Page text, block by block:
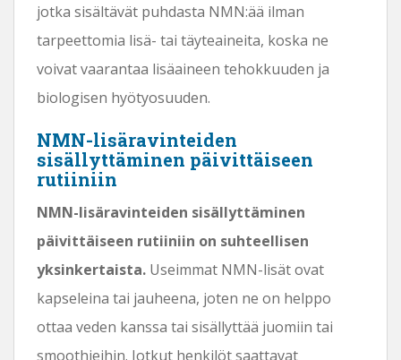
jotka sisältävät puhdasta NMN:ää ilman
tarpeettomia lisä- tai täyteaineita, koska ne
voivat vaarantaa lisäaineen tehokkuuden ja
biologisen hyötyosuuden.
NMN-lisäravinteiden
sisällyttäminen päivittäiseen
rutiiniin
NMN-lisäravinteiden sisällyttäminen
päivittäiseen rutiiniin on suhteellisen
yksinkertaista. Useimmat NMN-lisät ovat
kapseleina tai jauheena, joten ne on helppo
ottaa veden kanssa tai sisällyttää juomiin tai
smoothieihin. Jotkut henkilöt saattavat